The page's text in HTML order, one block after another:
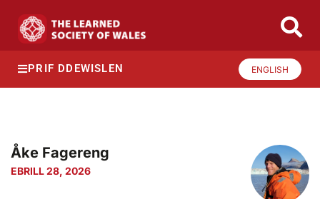
PRIF DDEWISLEN ENGLISH
Åke Fagereng
EBRILL 28, 2026